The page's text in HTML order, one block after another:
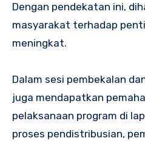
Dengan pendekatan ini,
masyarakat terhadap
meningkat.
Dalam sesi pembekalan
juga mendapatkan
pelaksanaan program di
proses pendistribusian,